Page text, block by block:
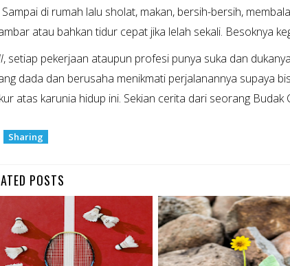
di rumah lalu sholat, makan, bersih-bersih,
atau bahkan tidur cepat jika lelah sekali. Besoknya
, setiap pekerjaan ataupun profesi punya suka dan
dada dan berusaha menikmati perjalanannya supaya
atas karunia hidup ini. Sekian cerita dari seorang
Sharing
POSTS